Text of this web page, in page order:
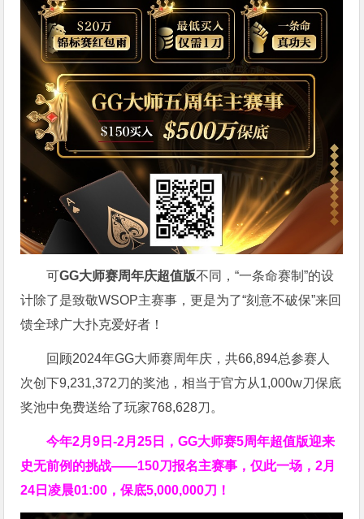
可GG大师赛周年庆超值版不同，“一条命赛制”的设
计除了是致敬WSOP主赛事，更是为了“刻意不破保”来回
馈全球广大扑克爱好者！
回顾2024年GG大师赛周年庆，共66,894总参赛人
次创下9,231,372刀的奖池，相当于官方从1,000w刀保底
奖池中免费送给了玩家768,628刀。
今年2月9日-2月25日，GG大师赛5周年超值版迎来
史无前例的挑战——150刀报名主赛事，仅此一场，2月
24日凌晨01:00，保底5,000,000刀！